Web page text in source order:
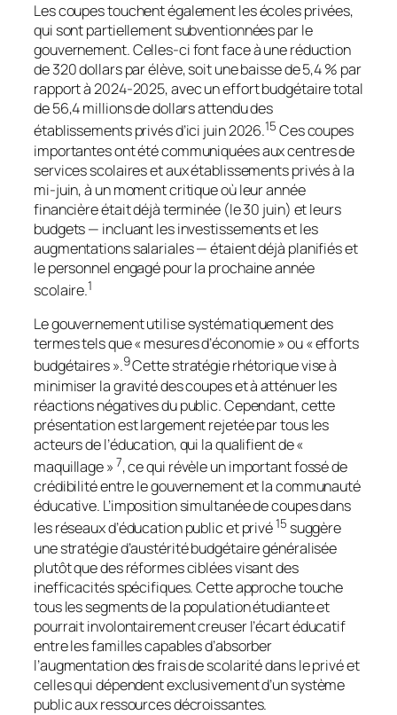
Les coupes touchent également les écoles privées,
qui sont partiellement subventionnées par le
gouvernement. Celles-ci font face à une réduction
de 320 dollars par élève, soit une baisse de 5,4 % par
rapport à 2024-2025, avec un effort budgétaire total
de 56,4 millions de dollars attendu des
établissements privés d’ici juin 2026.15 Ces coupes
importantes ont été communiquées aux centres de
services scolaires et aux établissements privés à la
mi-juin, à un moment critique où leur année
financière était déjà terminée (le 30 juin) et leurs
budgets — incluant les investissements et les
augmentations salariales — étaient déjà planifiés et
le personnel engagé pour la prochaine année
scolaire.1
Le gouvernement utilise systématiquement des
termes tels que « mesures d’économie » ou « efforts
budgétaires ».9Cette stratégie rhétorique vise à
minimiser la gravité des coupes et à atténuer les
réactions négatives du public. Cependant, cette
présentation est largement rejetée par tous les
acteurs de l’éducation, qui la qualifient de «
maquillage » 7, ce qui révèle un important fossé de
crédibilité entre le gouvernement et la communauté
éducative. L’imposition simultanée de coupes dans
les réseaux d’éducation public et privé15 suggère
une stratégie d’austérité budgétaire généralisée
plutôt que des réformes ciblées visant des
inefficacités spécifiques. Cette approche touche
tous les segments de la population étudiante et
pourrait involontairement creuser l’écart éducatif
entre les familles capables d’absorber
l’augmentation des frais de scolarité dans le privé et
celles qui dépendent exclusivement d’un système
public aux ressources décroissantes.